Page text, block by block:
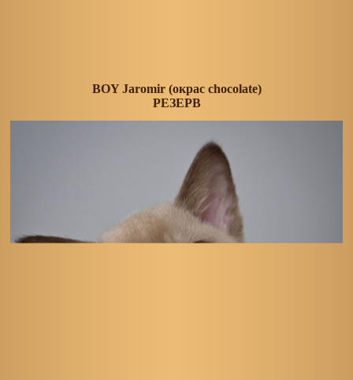
BOY Jaromir (окрас chocolate)
РЕЗЕРВ